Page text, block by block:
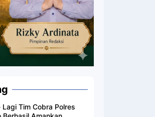
Lagi Tim Cobra Polres